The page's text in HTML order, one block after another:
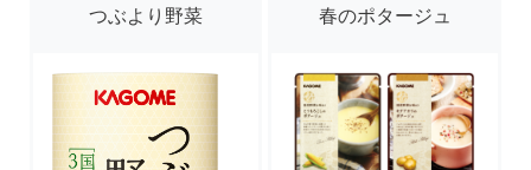
つぶより野菜 春のポタージュ